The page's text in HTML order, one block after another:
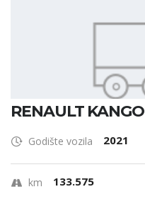
RENAULT
Godište vozila 2021
km 133.575